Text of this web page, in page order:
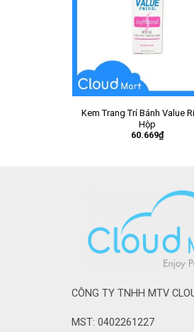
Kem Trang Trí Bánh Value
Hộp
60.669₫
CÔNG TY TNHH MTV
MST: 0402261227